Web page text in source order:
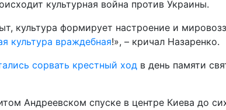
культурная война против Украины.
культура формирует настроение и
культура враждебная!», – кричал Назаренко.
сорвать крестный ход в день памяти
Андреевском спуске в центре Киева до